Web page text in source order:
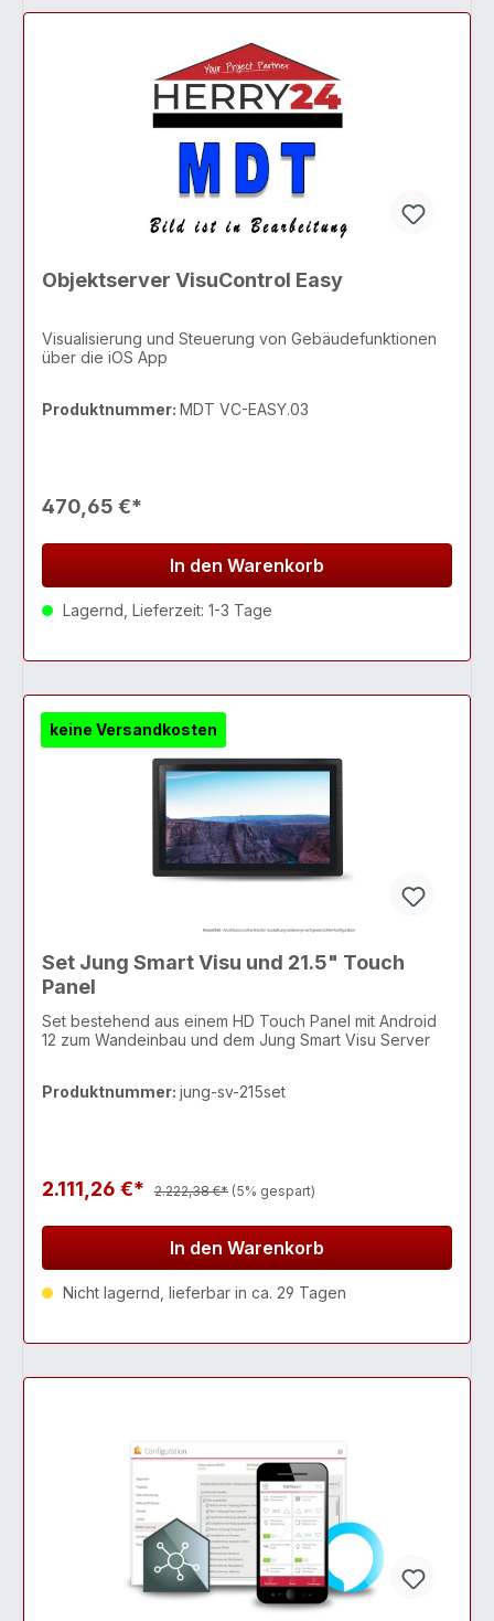
Objektserver VisuControl Easy
Visualisierung und Steuerung von Gebäudefunktionen
über die iOS App
Produktnummer: MDT VC-EASY.03
470,65 €*
In den Warenkorb
Lagernd, Lieferzeit: 1-3 Tage
keine Versandkosten
Set Jung Smart Visu und 21.5" Touch
Panel
Set bestehend aus einem HD Touch Panel mit Android
12 zum Wandeinbau und dem Jung Smart Visu Server
Produktnummer: jung-sv-215set
2.111,26 €* 2.222,38 €* (5% gespart)
In den Warenkorb
Nicht lagernd, lieferbar in ca. 29 Tagen